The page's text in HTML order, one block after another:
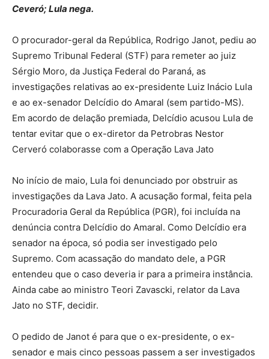
Ceveró; Lula nega.
O procurador-geral da República, Rodrigo Janot, pediu ao
Supremo Tribunal Federal (STF) para remeter ao juiz
Sérgio Moro, da Justiça Federal do Paraná, as
investigações relativas ao ex-presidente Luiz Inácio Lula
e ao ex-senador Delcídio do Amaral (sem partido-MS).
Em acordo de delação premiada, Delcídio acusou Lula de
tentar evitar que o ex-diretor da Petrobras Nestor
Cerveró colaborasse com a Operação Lava Jato
No início de maio, Lula foi denunciado por obstruir as
investigações da Lava Jato. A acusação formal, feita pela
Procuradoria Geral da República (PGR), foi incluída na
denúncia contra Delcídio do Amaral. Como Delcídio era
senador na época, só podia ser investigado pelo
Supremo. Com acassação do mandato dele, a PGR
entendeu que o caso deveria ir para a primeira instância.
Ainda cabe ao ministro Teori Zavascki, relator da Lava
Jato no STF, decidir.
O pedido de Janot é para que o ex-presidente, o ex-
senador e mais cinco pessoas passem a ser investigados